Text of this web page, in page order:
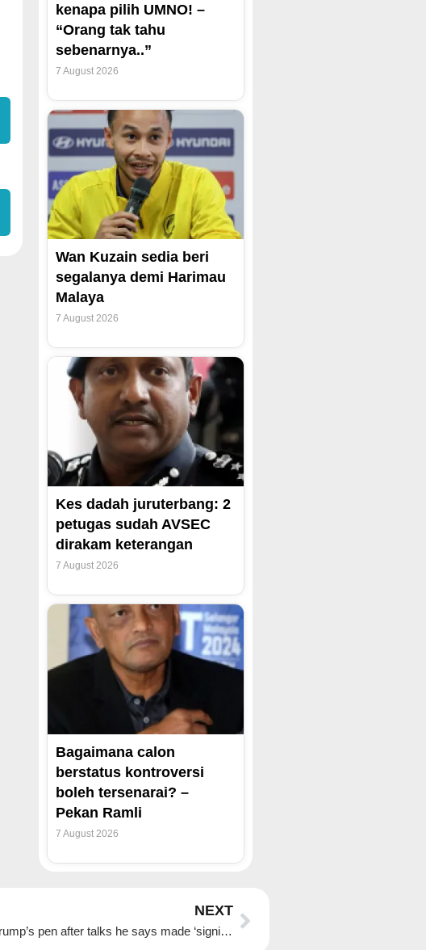
kenapa pilih UMNO! –
“Orang tak tahu
sebenarnya..”
7 August 2026
Wan Kuzain sedia beri
segalanya demi Harimau
Malaya
7 August 2026
Kes dadah juruterbang: 2
petugas sudah AVSEC
dirakam keterangan
7 August 2026
Bagaimana calon
berstatus kontroversi
boleh tersenarai? –
Pekan Ramli
7 August 2026
NEXT
South Korea’s Lee leaves G7 with Trump’s pen after talks he says made ‘significant progress’ on peninsula peace
Next